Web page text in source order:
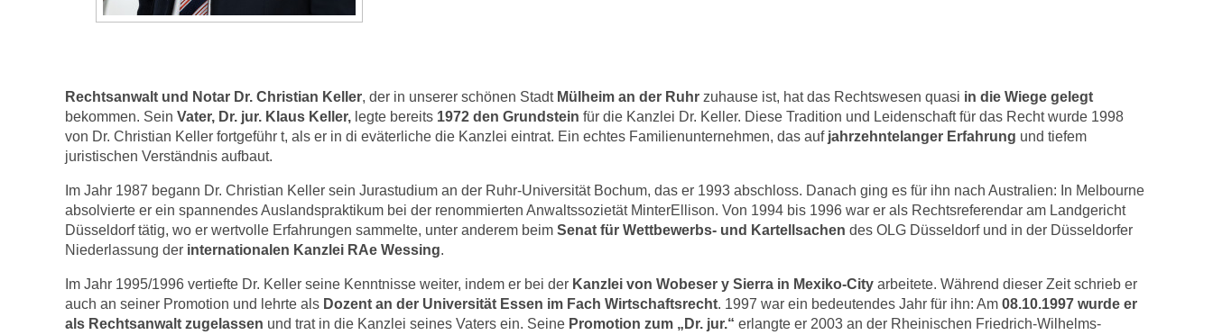
Rechtsanwalt und Notar Dr. Christian Keller, der in unserer schönen Stadt Mülheim an der Ruhr zuhause ist, hat das Rechtswesen quasi in die Wiege gelegt
bekommen. Sein Vater, Dr. jur. Klaus Keller, legte bereits 1972 den Grundstein für die Kanzlei Dr. Keller. Diese Tradition und Leidenschaft für das Recht wurde 1998
von Dr. Christian Keller fortgeführ t, als er in di eväterliche die Kanzlei eintrat. Ein echtes Familienunternehmen, das auf jahrzehntelanger Erfahrung und tiefem
juristischen Verständnis aufbaut.
Im Jahr 1987 begann Dr. Christian Keller sein Jurastudium an der Ruhr-Universität Bochum, das er 1993 abschloss. Danach ging es für ihn nach Australien: In Melbourne
absolvierte er ein spannendes Auslandspraktikum bei der renommierten Anwaltssozietät MinterEllison. Von 1994 bis 1996 war er als Rechtsreferendar am Landgericht
Düsseldorf tätig, wo er wertvolle Erfahrungen sammelte, unter anderem beim Senat für Wettbewerbs- und Kartellsachen des OLG Düsseldorf und in der Düsseldorfer
Niederlassung der internationalen Kanzlei RAe Wessing.
Im Jahr 1995/1996 vertiefte Dr. Keller seine Kenntnisse weiter, indem er bei der Kanzlei von Wobeser y Sierra in Mexiko-City arbeitete. Während dieser Zeit schrieb er
auch an seiner Promotion und lehrte als Dozent an der Universität Essen im Fach Wirtschaftsrecht. 1997 war ein bedeutendes Jahr für ihn: Am 08.10.1997 wurde er
als Rechtsanwalt zugelassen und trat in die Kanzlei seines Vaters ein. Seine Promotion zum „Dr. jur.“ erlangte er 2003 an der Rheinischen Friedrich-Wilhelms-